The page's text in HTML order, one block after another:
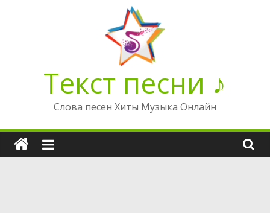
Текст песни ♪
Слова песен Хиты Музыка Онлайн